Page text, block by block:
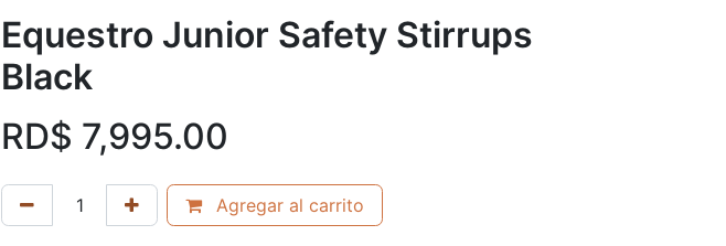
Equestro Junior Safety Stirrups
Black
RD$ 7,995.00
Agregar al carrito